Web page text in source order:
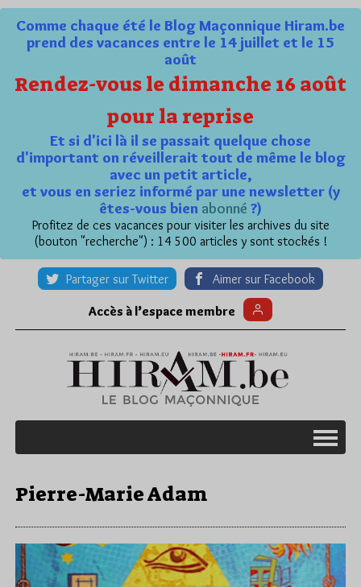
Comme chaque été le Blog Maçonnique Hiram.be
prend des vacances entre le 14 juillet et le 15
août
Rendez-vous le dimanche 16 août
pour la reprise
Et si d'ici là il se passait quelque chose
d'important on réveillerait tout de même le blog
avec un petit article,
et vous en seriez informé par une newsletter (y
êtes-vous bien abonné ?)
Profitez de ces vacances pour visiter les archives du site
(bouton "recherche") : 14 500 articles y sont stockés !
Partager sur Twitter Aimer sur Facebook
Accès à l’espace membre
Pierre-Marie Adam